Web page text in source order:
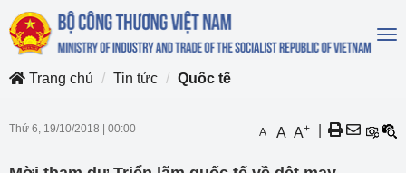
Trang chủ
Tin tức Quốc tế
Thứ 6, 19/10/2018 00:00 A- A A+